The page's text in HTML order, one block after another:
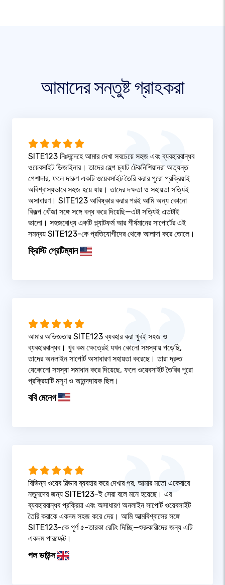
আমাদের সন্তুষ্ট গ্রাহকরা
SITE123 নিঃসন্দেহে আমার দেখা সবচেয়ে সহজ এবং ব্যবহারবান্ধব
ওয়েবসাইট ডিজাইনার। তাদের হেল্প চ্যাট টেকনিশিয়ানরা অত্যন্ত
পেশাদার, ফলে দারুণ একটি ওয়েবসাইট তৈরি করার পুরো প্রক্রিয়াই
অবিশ্বাস্যভাবে সহজ হয়ে যায়। তাদের দক্ষতা ও সহায়তা সত্যিই
অসাধারণ। SITE123 আবিষ্কার করার পরই আমি অন্য কোনো
বিকল্প খোঁজা সঙ্গে সঙ্গে বন্ধ করে দিয়েছি—এটা সত্যিই এতটাই
ভালো। সহজবোধ্য একটি প্ল্যাটফর্ম আর শীর্ষমানের সাপোর্টের এই
সমন্বয় SITE123-কে প্রতিযোগীদের থেকে আলাদা করে তোলে।
ক্রিস্টি প্রেটিম্যান
আমার অভিজ্ঞতায় SITE123 ব্যবহার করা খুবই সহজ ও
ব্যবহারবান্ধব। খুব কম ক্ষেত্রেই যখন কোনো সমস্যায় পড়েছি,
তাদের অনলাইন সাপোর্ট অসাধারণ সহায়তা করেছে। তারা দ্রুত
যেকোনো সমস্যা সমাধান করে দিয়েছে, ফলে ওয়েবসাইট তৈরির পুরো
প্রক্রিয়াটি মসৃণ ও আনন্দদায়ক ছিল।
ববি মেনেগ
বিভিন্ন ওয়েব বিল্ডার ব্যবহার করে দেখার পর, আমার মতো একেবারে
নতুনদের জন্য SITE123-ই সেরা বলে মনে হয়েছে। এর
ব্যবহারবান্ধব প্রক্রিয়া এবং অসাধারণ অনলাইন সাপোর্ট ওয়েবসাইট
তৈরি করাকে একদম সহজ করে দেয়। আমি আত্মবিশ্বাসের সঙ্গে
SITE123-কে পূর্ণ ৫-তারকা রেটিং দিচ্ছি—শুরুকারীদের জন্য এটি
একদম পারফেক্ট।
পল ডাউন্স